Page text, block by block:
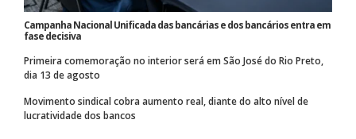
Campanha Nacional Unificada das bancárias e dos bancários entra em
fase decisiva
Primeira comemoração no interior será em São José do Rio Preto,
dia 13 de agosto
Movimento sindical cobra aumento real, diante do alto nível de
lucratividade dos bancos